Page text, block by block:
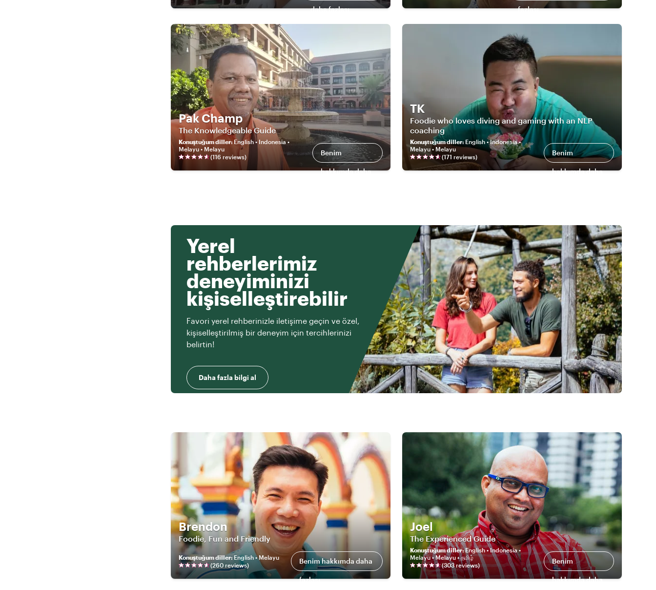
daha fazlası fazlası
Pak Champ
The Knowledgeable Guide
Konuştuğum diller:English • Indonesia •
Melayu • Melayu
(116 reviews) Benim
hakkımda daha
TK
Foodie who loves diving and gaming with an NLP
coaching
Konuştuğum diller: English • Indonesia •
Melayu • Melayu
(171 reviews) Benim
hakkımda daha
Yerel
rehberlerimiz
deneyiminizi
kişiselleştirebilir
Favori yerel rehberinizle iletişime geçin ve özel,
kişiselleştirilmiş bir deneyim için tercihlerinizi
belirtin!
Daha fazla bilgi al
Brendon
Foodie, Fun and Friendly
Konuştuğum diller: English • Melayu
(260 reviews) Benim hakkımda daha
fazlası
Joel
The Experienced Guide
Konuştuğum diller:English • Indonesia •
Melayu • Melayu • தமிழ்
(303reviews) Benim
hakkımda daha